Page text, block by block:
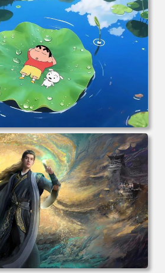
清壁纸 壁纸下载 壁纸大全
通场景 夏日休闲 夏日壁纸 治愈系 童
小新 电脑桌面 高清壁纸 壁纸下载 壁